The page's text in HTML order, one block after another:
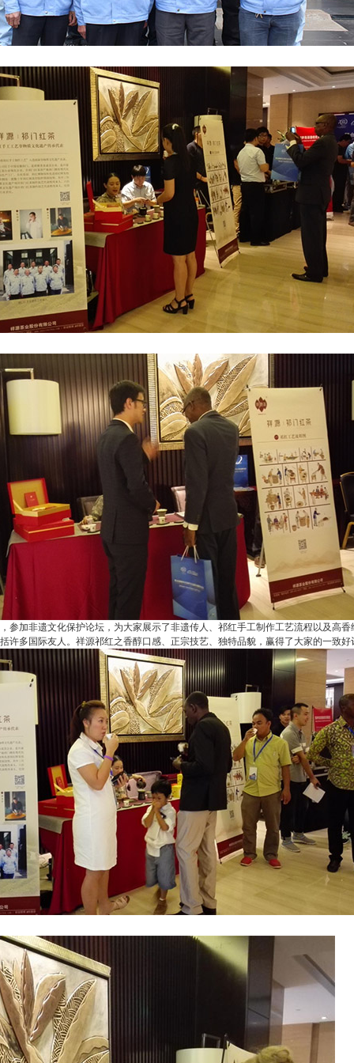
参加非遗文化保护论坛，为大家展示了非遗传人、祁红手工制作工艺流程以及高香
许多国际友人。祥源祁红之香醇口感、正宗技艺、独特品貌，赢得了大家的一致好